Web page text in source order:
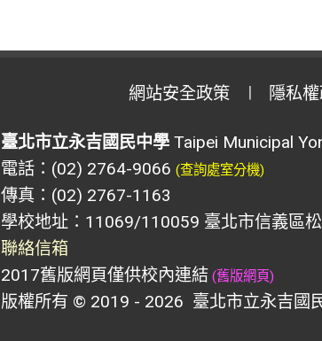
網站安全政策 隱私
臺北市立永吉國民中學Taipei Municipal
電話：(02) 2764-9066 (查詢處室分機)
傳真：(02) 2767-1163
學校地址：11069/110059 臺北市信義區
聯絡信箱
2017舊版網頁僅供校內連結 (舊版網頁)
版權所有 © 2019 - 2026 臺北市立永吉國